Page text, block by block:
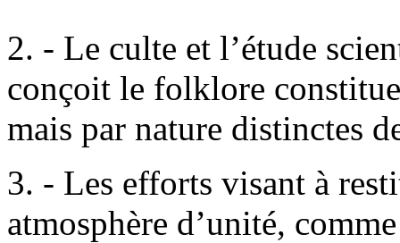
2. - Le culte et l’étude
conçoit le folklore
mais par nature distinctes
3. - Les efforts visant à
atmosphère d’unité,